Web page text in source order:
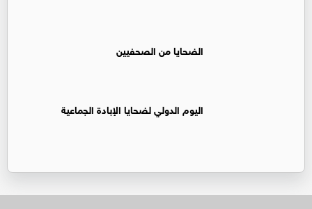
الضحايا من الصحفيين
اليوم الدولي لضحايا الإبادة الجماعية